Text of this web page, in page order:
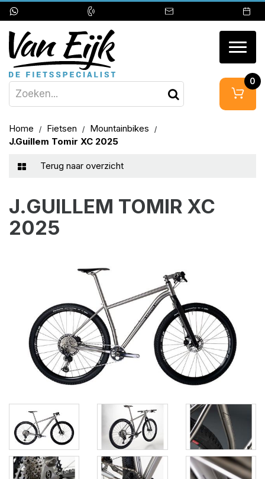
0
Home Fietsen
Mountainbikes
J.Guillem Tomir XC 2025
Terug naar overzicht
J.GUILLEM TOMIR XC
2025